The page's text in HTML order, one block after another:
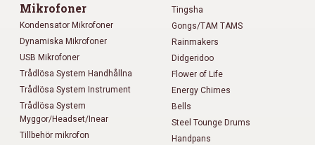
Mikrofoner
Kondensator Mikrofoner
Dynamiska Mikrofoner
USB Mikrofoner
Trådlösa System Handhållna
Trådlösa System Instrument
Trådlösa System
Myggor/Headset/Inear
Tillbehör mikrofon
Tingsha
Gongs/TAM TAMS
Rainmakers
Didgeridoo
Flower of Life
Energy Chimes
Bells
Steel Tounge Drums
Handpans